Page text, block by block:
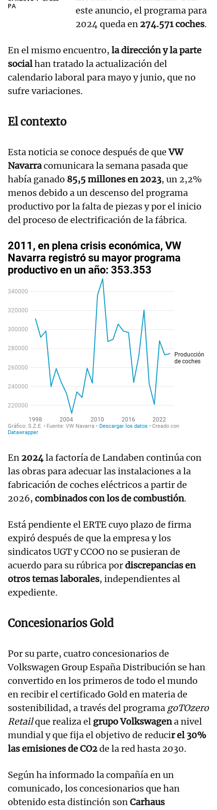
PA
este anuncio, el programa para
2024 queda en 274.571 coches.
En el mismo encuentro, la dirección y la parte
socialhan tratado la actualización del
calendario laboral para mayo y junio, que no
sufre variaciones.
El contexto
Esta noticia se conoce después de queVW
Navarracomunicara la semana pasada que
había ganado 85,5 millones en 2023, un 2,2%
menos debido a un descenso del programa
productivo por la falta de piezas y por el inicio
del proceso de electrificación de la fábrica.
En 2024la factoría de Landaben continúa con
las obras para adecuar las instalaciones a la
fabricación de coches eléctricos a partir de
2026, combinados con los de combustión.
Está pendiente el ERTE cuyo plazo de firma
expiró después de que la empresa y los
sindicatos UGT y CCOO no se pusieran de
acuerdo para su rúbrica pordiscrepancias en
otros temas laborales, independientes al
expediente.
Concesionarios Gold
Por su parte, cuatro concesionarios de
Volkswagen Group España Distribución se han
convertido en los primeros de todo el mundo
en recibir el certificado Gold en materia de
sostenibilidad, a través del programa goTOzero
Retailque realiza el grupo Volkswagena nivel
mundial y que fija el objetivo de reducir el 30%
las emisiones de CO2de la red hasta 2030.
Según ha informado la compañía en un
comunicado, los concesionarios que han
obtenido esta distinción sonCarhaus